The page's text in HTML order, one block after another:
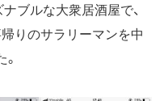
ブルな大衆居酒屋で、
りのサラリーマンを中